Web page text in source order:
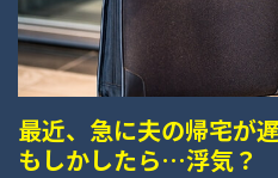
最近、急に夫の帰宅が
もしかしたら…浮気？